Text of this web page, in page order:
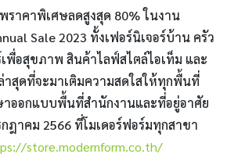
าคาพิเศษลดสูงสุด 80% ในงาน
Sale 2023 ทั้งเฟอร์นิเจอร์บ้าน ครัว
พื่อสุขภาพ สินค้าไลฟ์สไตล์ไอเท็ม และ
สุดที่จะมาเติมความสดใสให้ทุกพื้นที่
าออกแบบพื้นที่สำนักงานและที่อยู่อาศัย
ฎาคม 2566 ที่โมเดอร์ฟอร์มทุกสาขา
store.modernform.co.th/